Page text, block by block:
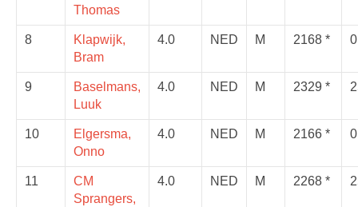
Thomas
8
Klapwijk,
Bram
4.0 NED M 2168 * 0
9
Baselmans,
Luuk
4.0 NED M 2329 *
10
Elgersma,
Onno
4.0 NED M 2166 * 0
11
CM
Sprangers,
4.0 NED M 2268 *